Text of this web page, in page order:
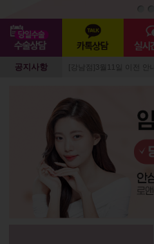
공지사항 [강남점]3월11일 이전 안내